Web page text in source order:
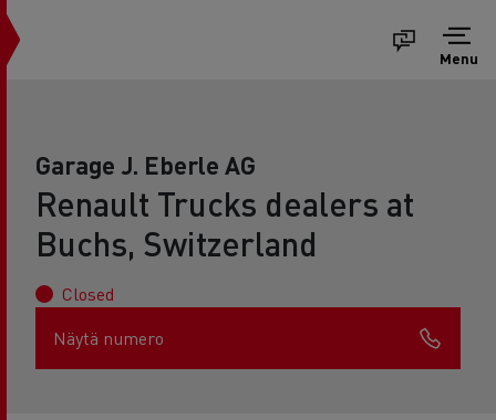
Menu
Garage J. Eberle AG
Renault Trucks dealers at
Buchs, Switzerland
Closed
Näytä numero